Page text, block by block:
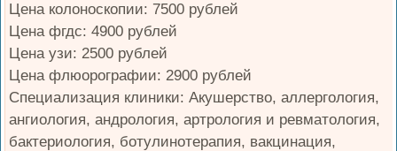
Цена колоноскопии: 7500 рублей
Цена фгдс: 4900 рублей
Цена узи: 2500 рублей
Цена флюорографии: 2900 рублей
Специализация клиники: Акушерство, аллергология,
ангиология, андрология, артрология и ревматология,
бактериология, ботулинотерапия, вакцинация,